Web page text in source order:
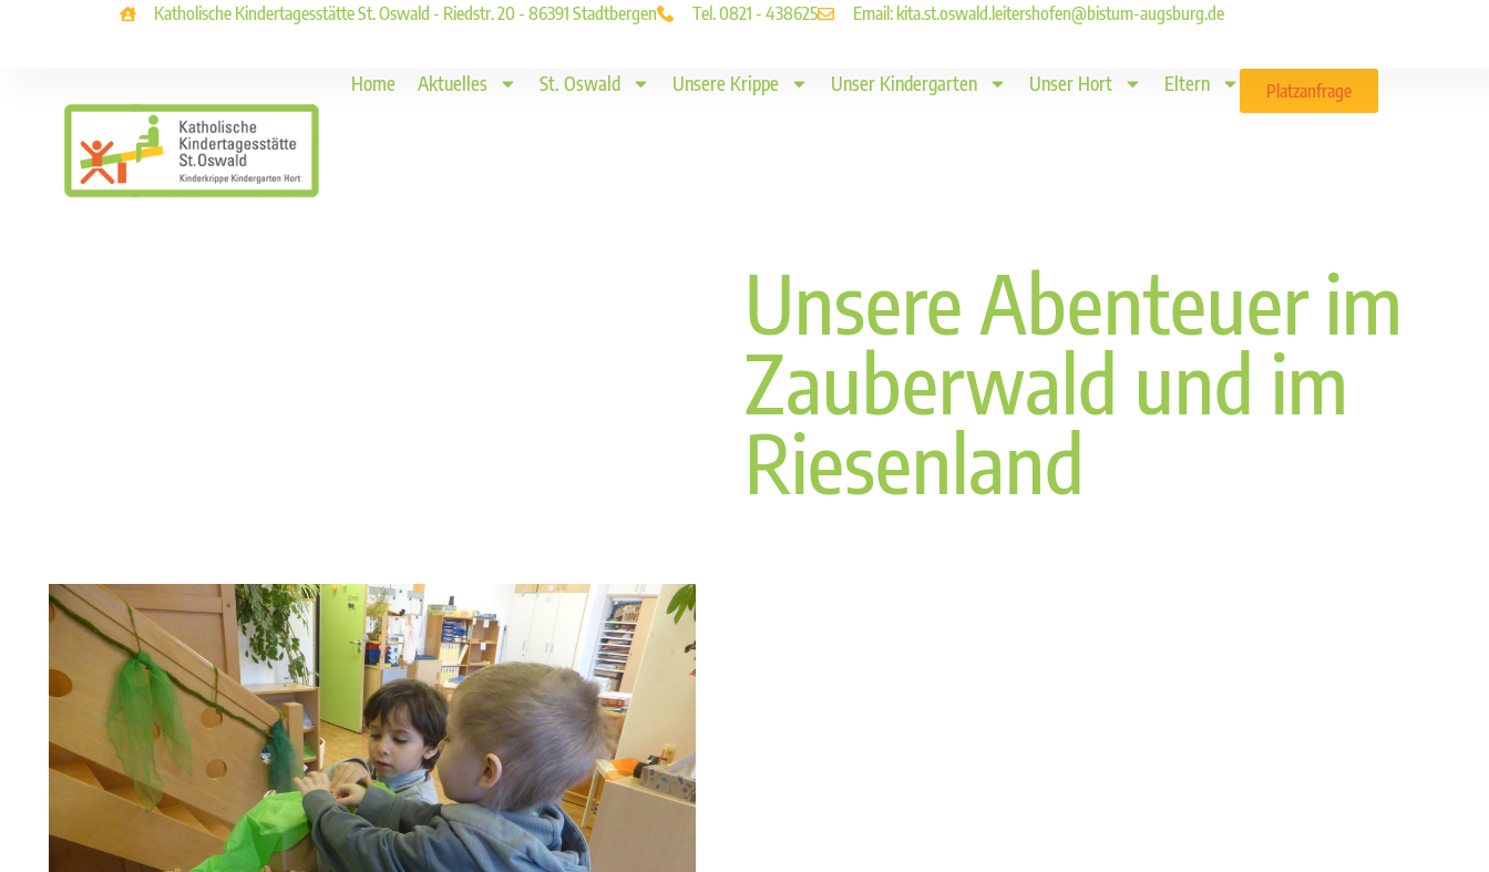
Katholische Kindertagesstätte St. Oswald - Riedstr. 20 - 86391 Stadtbergen Tel. 0821 - 438625 Email: kita.st.oswald.leitershofen@bistum-augsburg.de
Home Aktuelles St. Oswald Unsere Krippe Unser Kindergarten Unser Hort Eltern Platzanfrage
Unsere Abenteuer im
Zauberwald und im
Riesenland